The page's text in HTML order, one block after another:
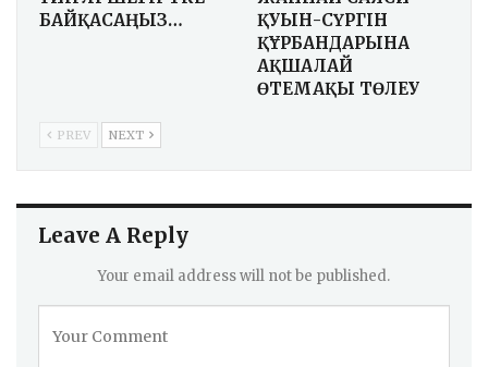
БАЙҚАСАҢЫЗ…
ҚУҒЫН-СҮРГІН
ҚҰРБАНДАРЫНА
АҚШАЛАЙ
ӨТЕМАҚЫ ТӨЛЕУ
PREV NEXT
Leave A Reply
Your email address will not be published.